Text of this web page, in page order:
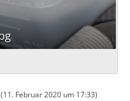
(11. Februar 2020 um 17:33)